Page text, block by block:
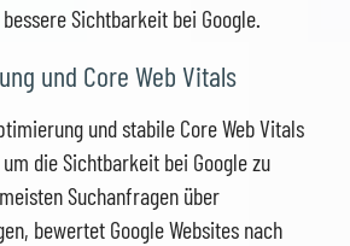
Sichtbarkeit bei Google.
und Core Web Vitals
und stabile Core Web Vitals
die Sichtbarkeit bei Google zu
Suchanfragen über
bewertet Google Websites nach